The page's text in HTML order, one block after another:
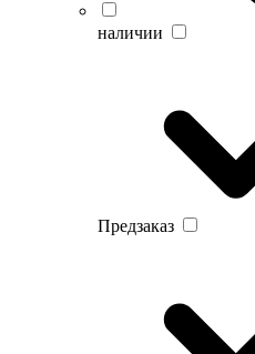
наличии
Предзаказ